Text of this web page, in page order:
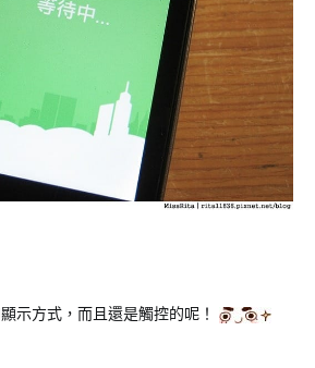
示方式，而且還是觸控的呢！